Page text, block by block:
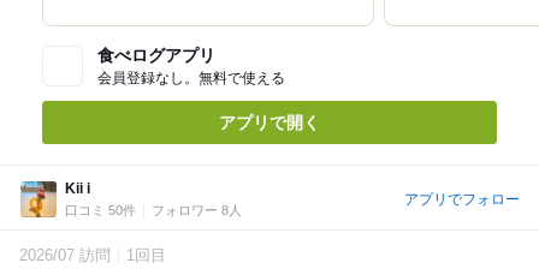
食べログアプリ
会員登録なし。無料で使える
アプリで開く
Kii i
口コミ 50件 フォロワー 8人
アプリでフォロー
2026/07 訪問 1回目